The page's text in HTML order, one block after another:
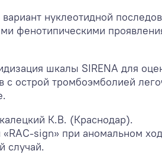
нуклеотидной
фенотипическими
шкалы SIRENA для
с острой тромбоэмболией
К.В. (Краснодар).
sign» при аномальном
случай.